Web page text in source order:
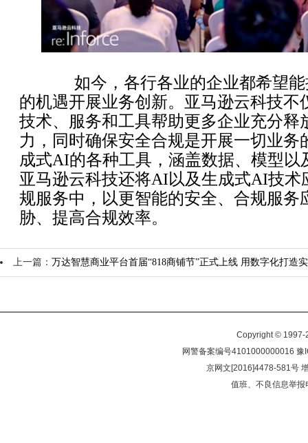
如今，各行各业的企业都希望能
的机遇开展业务创新。亚马逊云科技不
技术、服务和工具帮助更多企业充分释
力，同时确保安全合规是开展一切业务
成式AI的各种工具，涵盖数据、模型以
亚马逊云科技还将AI以及生成式AI技术
规服务中，以更智能的安全、合规服务
胁、提高合规效率。
上一篇： 万达智慧商业平台首届“818商铺节”正式上线 用数字化打造
Copyright © 1997-
网警备案编号4101000000016
京网文[2016]4478-581号
值班、不良信息举